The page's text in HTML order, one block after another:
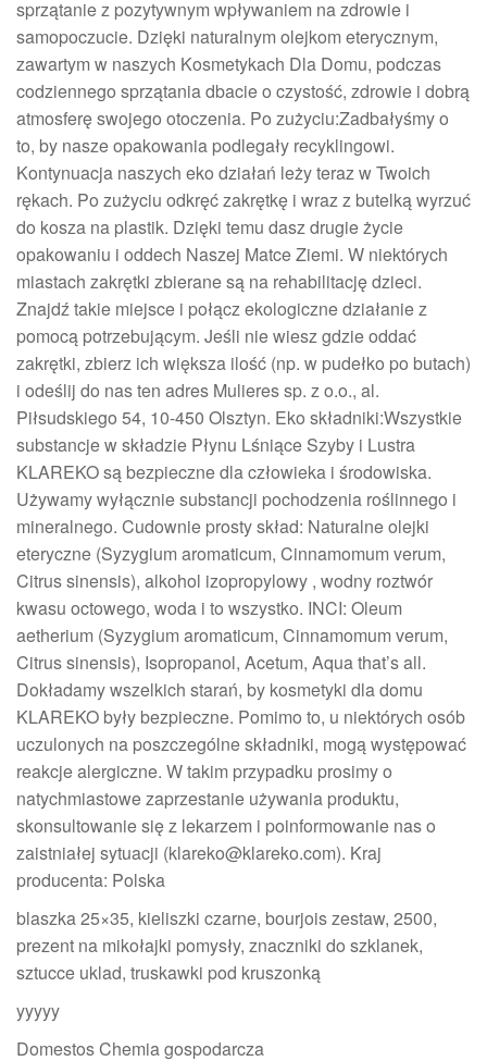
sprzątanie z pozytywnym wpływaniem na zdrowie i
samopoczucie. Dzięki naturalnym olejkom eterycznym,
zawartym w naszych Kosmetykach Dla Domu, podczas
codziennego sprzątania dbacie o czystość, zdrowie i dobrą
atmosferę swojego otoczenia. Po zużyciu:Zadbałyśmy o
to, by nasze opakowania podlegały recyklingowi.
Kontynuacja naszych eko działań leży teraz w Twoich
rękach. Po zużyciu odkręć zakrętkę i wraz z butelką wyrzuć
do kosza na plastik. Dzięki temu dasz drugie życie
opakowaniu i oddech Naszej Matce Ziemi. W niektórych
miastach zakrętki zbierane są na rehabilitację dzieci.
Znajdź takie miejsce i połącz ekologiczne działanie z
pomocą potrzebującym. Jeśli nie wiesz gdzie oddać
zakrętki, zbierz ich większa ilość (np. w pudełko po butach)
i odeślij do nas ten adres Mulieres sp. z o.o., al.
Piłsudskiego 54, 10-450 Olsztyn. Eko składniki:Wszystkie
substancje w składzie Płynu Lśniące Szyby i Lustra
KLAREKO są bezpieczne dla człowieka i środowiska.
Używamy wyłącznie substancji pochodzenia roślinnego i
mineralnego. Cudownie prosty skład: Naturalne olejki
eteryczne (Syzygium aromaticum, Cinnamomum verum,
Citrus sinensis), alkohol izopropylowy , wodny roztwór
kwasu octowego, woda i to wszystko. INCI: Oleum
aetherium (Syzygium aromaticum, Cinnamomum verum,
Citrus sinensis), Isopropanol, Acetum, Aqua that’s all.
Dokładamy wszelkich starań, by kosmetyki dla domu
KLAREKO były bezpieczne. Pomimo to, u niektórych osób
uczulonych na poszczególne składniki, mogą występować
reakcje alergiczne. W takim przypadku prosimy o
natychmiastowe zaprzestanie używania produktu,
skonsultowanie się z lekarzem i poinformowanie nas o
zaistniałej sytuacji (klareko@klareko.com). Kraj
producenta: Polska
blaszka 25×35, kieliszki czarne, bourjois zestaw, 2500,
prezent na mikołajki pomysły, znaczniki do szklanek,
sztucce uklad, truskawki pod kruszonką
yyyyy
Domestos Chemia gospodarcza